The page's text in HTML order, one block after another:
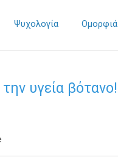
Ψυχολογία Ομορφιά
υγεία βότανο!